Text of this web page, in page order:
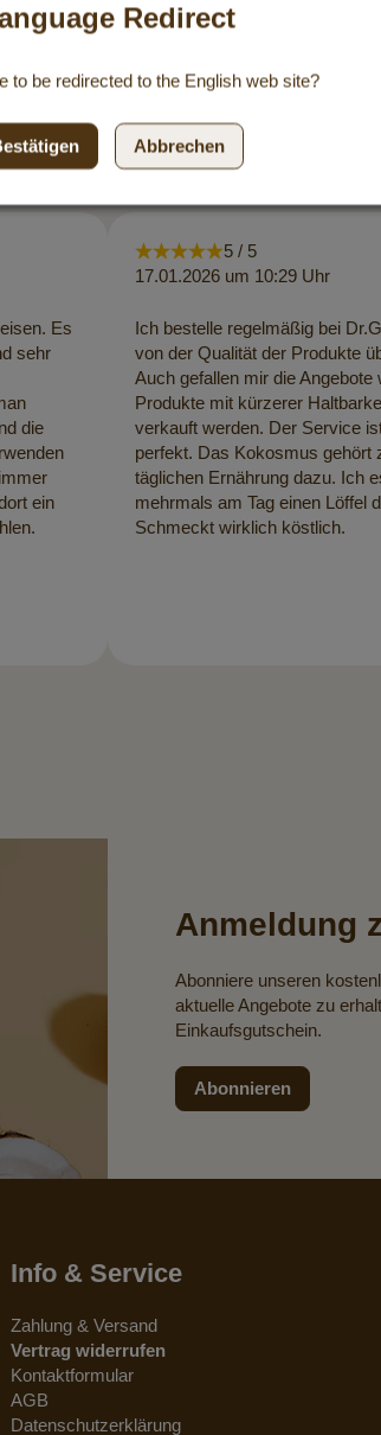
die überzeugt
Es
sehr
die
ein
5 / 5
17.01.2026 um 10:29 Uhr
Ich bestelle regelmäßig bei
von der Qualität der Produkte
Auch gefallen mir die Angebote
Produkte mit kürzerer
verkauft werden. Der Service
perfekt. Das Kokosmus gehört
täglichen Ernährung dazu. Ich
mehrmals am Tag einen Löffel
Schmeckt wirklich köstlich.
Anmeldung
Abonniere unseren
aktuelle Angebote zu
Einkaufsgutschein.
Abonnieren
Info & Service
Zahlung & Versand
Vertrag widerrufen
Kontaktformular
AGB
Datenschutzerklärung
Redirect
to be redirected to the English web site?
Abbrechen